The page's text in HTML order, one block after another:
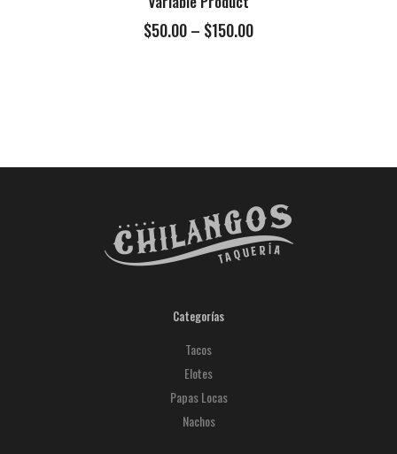
$50.00– $150.00
Categorías
Tacos
Elotes
Papas Locas
Nachos